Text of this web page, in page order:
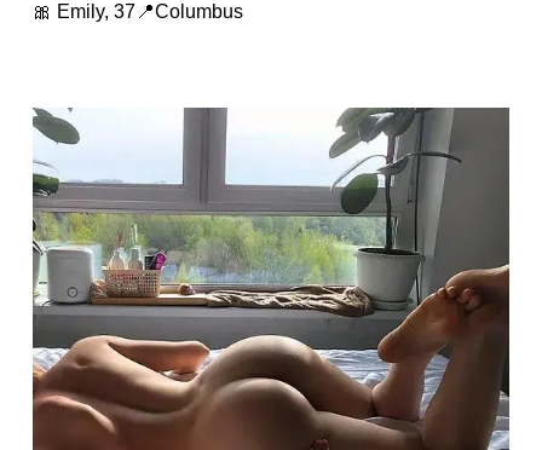
🎀 Emily, 37📍Columbus